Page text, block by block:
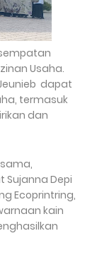
Usaha.
dapat
termasuk
dan
Sujanna Depi
Ecoprintring,
kain